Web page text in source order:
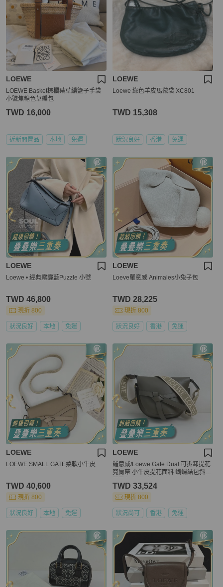
LOEWE
LOEWE Basket棕櫚葉草編籃子手袋
小號焦糖色草編包
TWD 16,000
近新閒置品 本地 免運
LOEWE
Loewe 綠色羊皮馬鞍袋 XC801
TWD 15,308
狀況良好 香港 免運
LOEWE
Loewe • 經典霧霾藍Puzzle 小號
TWD 46,800
現折 800
狀況良好 本地 免運
LOEWE
Loeve羅意威 Animales小兔子包
TWD 28,225
現折 800
狀況良好 香港 免運
LOEWE
LOEWE SMALL GATE柔軟小牛皮
TWD 40,600
現折 800
狀況良好 本地 免運
LOEWE
羅意威/Loewe Gate Dual 可拆卸提花
寬肩帶 小牛皮提花面料 蝴蝶結包斜挎
TWD 33,524
現折 800
狀況尚可 香港 免運